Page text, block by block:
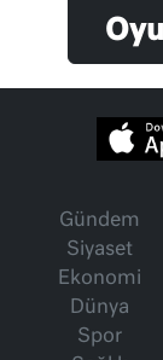
Gündem
Siyaset
Ekonomi
Dünya
Spor